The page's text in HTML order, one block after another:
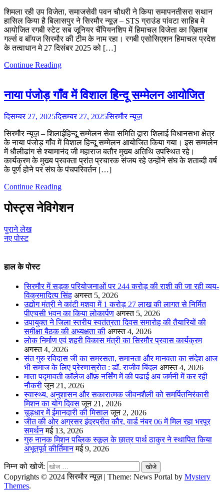
शिमला रही उप विजेता, समाजसेवी पवन चौधरी ने किया समापनतीसरा सथान
हासिल किया है बिलासपुर ने सिरमौर न्यूज़ – STS ग्राउंड पांवटा साहिब मे
आयोजित रगबी स्टेट सब जूनियर चैंपियनशिप में हिमाचल विजेता का ख़िताब
गर्ल्स व बॉयज सिरमौर की टीम के नाम रहा। रगबी एसोसिएशन हिमाचल प्रदेश
के तत्वाधान मे 27 दिसंबर 2025 को […]
Continue Reading
नाया पंजोड़ गाँव में विशाल हिन्दू सम्मेलन आयोजित
दिसम्बर 27, 2025दिसम्बर 27, 2025सिरमौर न्यूज़
सिरमौर न्यूज़ – शिलाईहिन्दू सम्मेलन सेवा समिति द्वारा शिलाई विधानसभा क्षेत्र
के नाया पंजोड़ गाँव में विशाल हिन्दू सम्मेलन आयोजित किया गया। इस सम्मलेन
में धौलीढांग से श्यामानंद जी महाराज बतौर मुख्य अतिथि उपस्थित रहे।
कार्यक्रम के मुख्य प्रवक्ता प्रांत प्रचारक संजय रहे उन्होंने संघ के शताब्दी वर्ष
के पूर्ण होने पर संघ के पंचपरिवर्तन […]
Continue Reading
पोस्ट्स नेविगेशन
पुराने लेख
नए पोस्ट
हाल के पोस्ट
सिरमौर में सड़क परियोजनाओं पर 244 करोड़ की राशी की जा रही व्यय-
विक्रमादित्य सिंह अगस्त 5, 2026
उद्योग मंत्री ने कांटी मशवा में 1 करोड़ 27 लाख की लागत से निर्मित
पीएचसी भवन का किया लोकार्पण अगस्त 5, 2026
उपायुक्त ने जिला स्तरीय स्वतंत्रता दिवस समारोह की तैयारियों की
समीक्षा बैठक की अध्यक्षता की अगस्त 4, 2026
लोक निर्माण एवं शहरी विकास मंत्री का सिरमौर प्रवास कार्यक्रम
अगस्त 4, 2026
संत गुरु रविदास जी का समरसता, समानता और मानवता का संदेश आज
भी समाज के लिए प्रेरणास्रोत : डॉ. राजीव बिंदल अगस्त 4, 2026
माता पद्मावती कॉलेज ऑफ़ नर्सिंग में की पढाई अब जर्मनी में कर रही
नौकरी जून 21, 2026
स्वास्थ्य, अनुशासन और सकारात्मक जीवनशैली को समर्पितनिरंकारी
मिशन का योग दिवस जून 21, 2026
चूड़धार में ईमानदारी की मिसाल जून 2, 2026
जीत की ओर अग्रसर इंदरप्रीत कौर, वार्ड नंबर 06 में मिल रहा भरपूर
समर्थन मई 13, 2026
गुरु नानक मिशन पब्लिक स्कूल के छात्र पार्थ ठाकुर ने स्थापित किया
अभूतपूर्व कीर्तिमान मई 9, 2026
निम्न को खोजें:
Copyrights © 2024 सिरमौर न्यूज़ | Theme: News Portal by Mystery
Themes.